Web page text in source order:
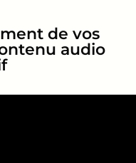
de vos
audio